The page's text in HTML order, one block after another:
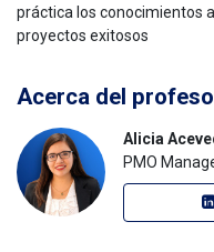
práctica los conocimientos
proyectos exitosos
Acerca del
Alicia
PMO